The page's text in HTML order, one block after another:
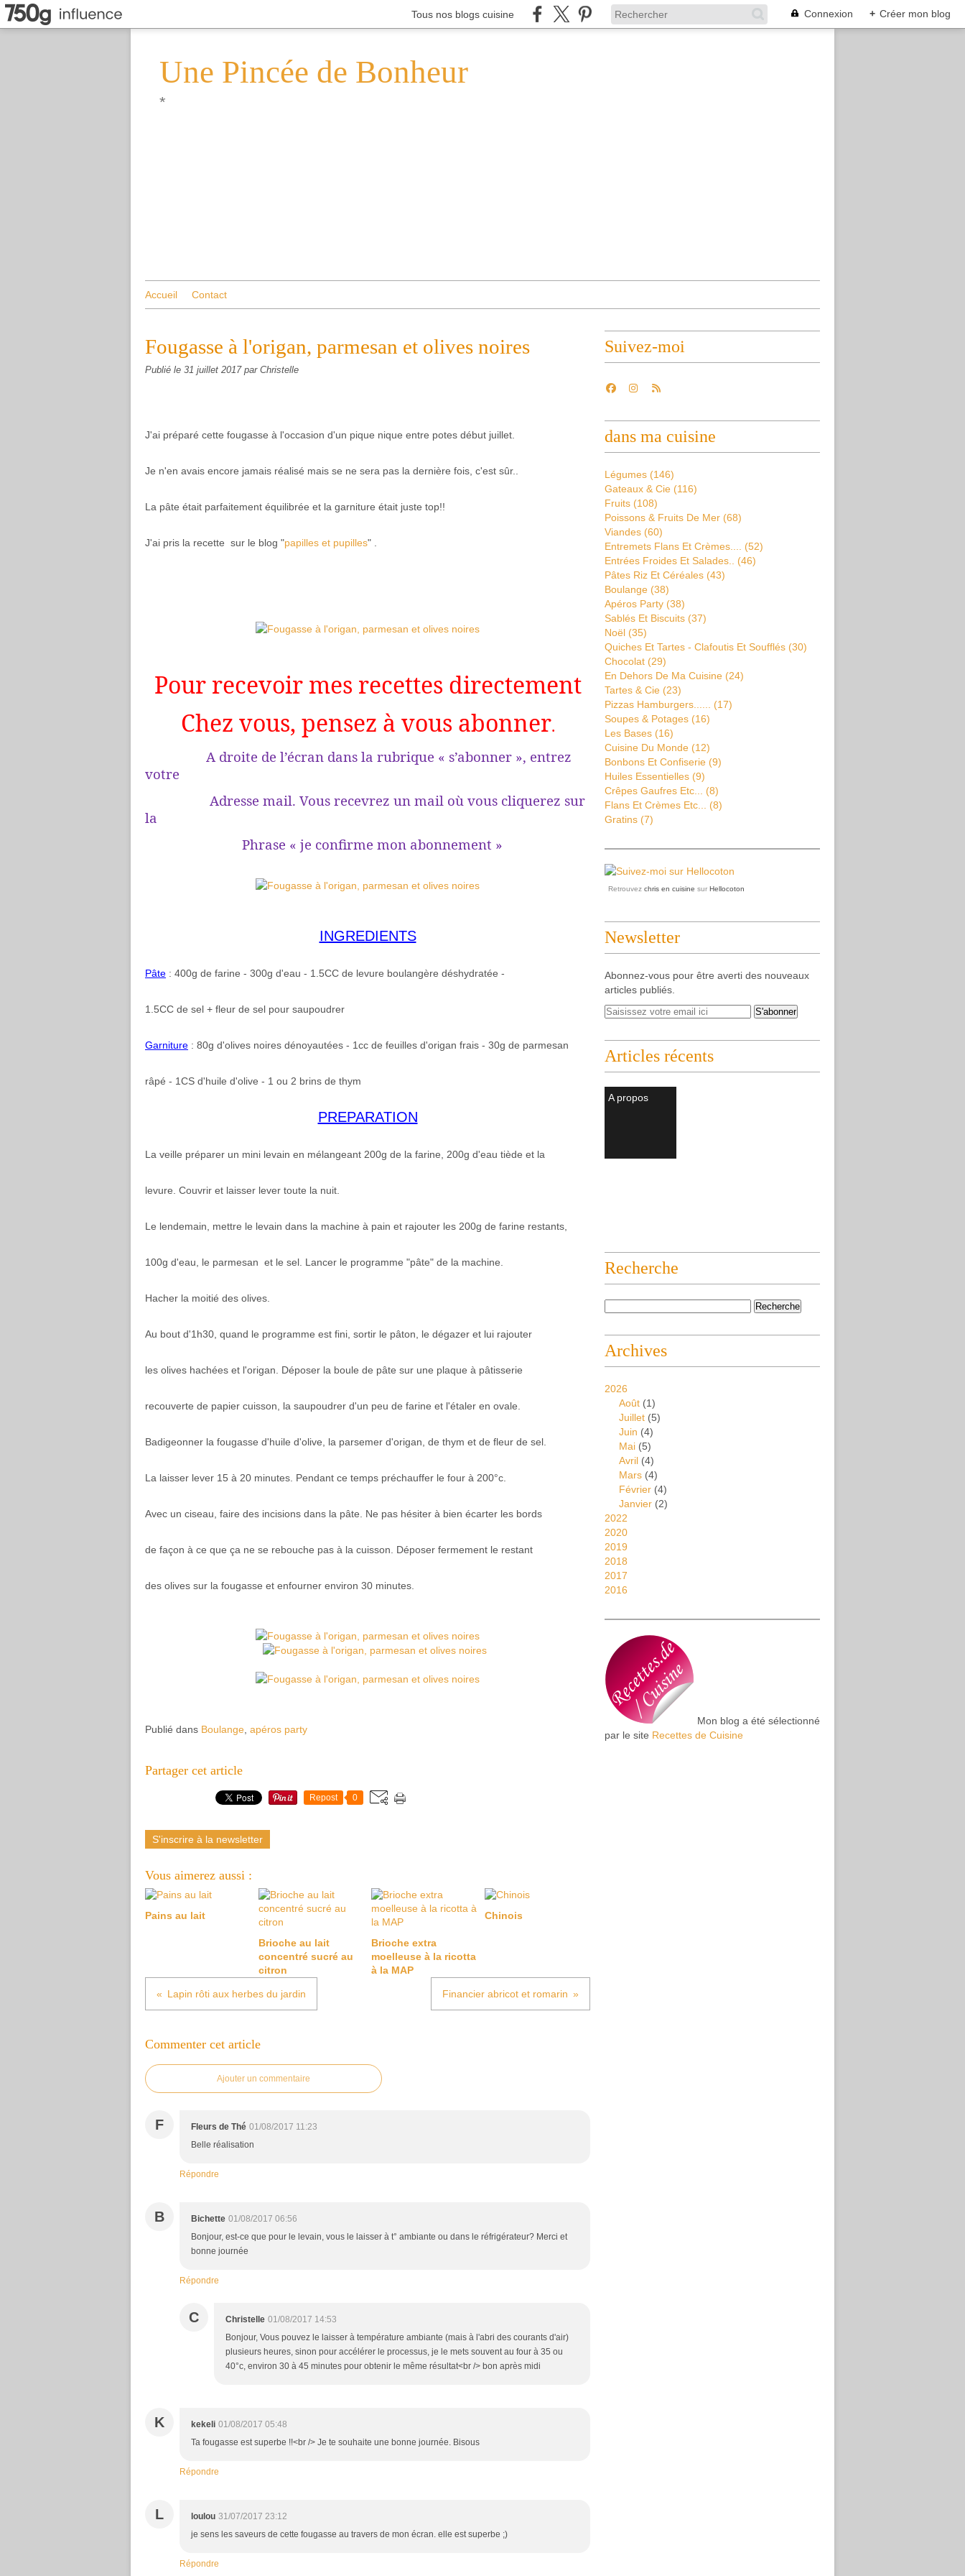
Tous nos blogs cuisine Connexion + Créer mon blog
Une Pincée de Bonheur
*
Accueil Contact
Fougasse à l'origan, parmesan et olives noires
Publié le 31 juillet 2017 par Christelle
J'ai préparé cette fougasse à l'occasion d'un pique nique entre potes début juillet.
Je n'en avais encore jamais réalisé mais se ne sera pas la dernière fois, c'est sûr..
La pâte était parfaitement équilibrée et la garniture était juste top!!
J'ai pris la recette sur le blog "papilles et pupilles" .
Pour recevoir mes recettes directement
Chez vous, pensez à vous abonner.
A droite de l’écran dans la rubrique « s’abonner », entrez
votre
Adresse mail. Vous recevrez un mail où vous cliquerez sur
la
Phrase « je confirme mon abonnement »
INGREDIENTS
Pâte : 400g de farine - 300g d'eau - 1.5CC de levure boulangère déshydratée -
1.5CC de sel + fleur de sel pour saupoudrer
Garniture : 80g d'olives noires dénoyautées - 1cc de feuilles d'origan frais - 30g de parmesan
râpé - 1CS d'huile d'olive - 1 ou 2 brins de thym
PREPARATION
La veille préparer un mini levain en mélangeant 200g de la farine, 200g d'eau tiède et la
levure. Couvrir et laisser lever toute la nuit.
Le lendemain, mettre le levain dans la machine à pain et rajouter les 200g de farine restants,
100g d'eau, le parmesan et le sel. Lancer le programme "pâte" de la machine.
Hacher la moitié des olives.
Au bout d'1h30, quand le programme est fini, sortir le pâton, le dégazer et lui rajouter
les olives hachées et l'origan. Déposer la boule de pâte sur une plaque à pâtisserie
recouverte de papier cuisson, la saupoudrer d'un peu de farine et l'étaler en ovale.
Badigeonner la fougasse d'huile d'olive, la parsemer d'origan, de thym et de fleur de sel.
La laisser lever 15 à 20 minutes. Pendant ce temps préchauffer le four à 200°c.
Avec un ciseau, faire des incisions dans la pâte. Ne pas hésiter à bien écarter les bords
de façon à ce que ça ne se rebouche pas à la cuisson. Déposer fermement le restant
des olives sur la fougasse et enfourner environ 30 minutes.
Publié dans Boulange apéros party
Partager cet article
Repost 0
S'inscrire à la newsletter
Vous aimerez aussi :
Pains au lait
Brioche au lait
concentré sucré au
citron
Brioche extra
moelleuse à la ricotta
à la MAP
Chinois
Lapin rôti aux herbes du jardin Financier abricot et romarin
Commenter cet article
Ajouter un commentaire
F Fleurs de Thé 01/08/2017 11:23
Belle réalisation
Répondre
B Bichette 01/08/2017 06:56
Bonjour, est-ce que pour le levain, vous le laisser à t° ambiante ou dans le réfrigérateur? Merci et
bonne journée
Répondre
C Christelle 01/08/2017 14:53
Bonjour, Vous pouvez le laisser à température ambiante (mais à l'abri des courants d'air)
plusieurs heures, sinon pour accélérer le processus, je le mets souvent au four à 35 ou
40°c, environ 30 à 45 minutes pour obtenir le même résultat<br /> bon après midi
K kekeli 01/08/2017 05:48
Ta fougasse est superbe !!<br /> Je te souhaite une bonne journée. Bisous
Répondre
L loulou 31/07/2017 23:12
je sens les saveurs de cette fougasse au travers de mon écran. elle est superbe ;)
Répondre
Suivez-moi
dans ma cuisine
Légumes (146)
Gateaux & Cie (116)
Fruits (108)
Poissons & Fruits De Mer (68)
Viandes (60)
Entremets Flans Et Crèmes....
(52)
Entrées Froides Et Salades..
(46)
Pâtes Riz Et Céréales (43)
Boulange (38)
Apéros Party (38)
Sablés Et Biscuits (37)
Noël (35)
Quiches Et Tartes - Clafoutis Et Soufflés (30)
Chocolat (29)
En Dehors De Ma Cuisine (24)
Tartes & Cie (23)
Pizzas Hamburgers......
(17)
Soupes & Potages (16)
Les Bases (16)
Cuisine Du Monde (12)
Bonbons Et Confiserie (9)
Huiles Essentielles (9)
Crêpes Gaufres Etc...
(8)
Flans Et Crèmes Etc...
(8)
Gratins (7)
Retrouvez chris en cuisine sur Hellocoton
Newsletter
Abonnez-vous pour être averti des nouveaux
articles publiés.
Articles récents
A propos
Recherche
Archives
2026
Août (1)
Juillet (5)
Juin (4)
Mai (5)
Avril (4)
Mars (4)
Février (4)
Janvier (2)
2022
2020
2019
2018
2017
2016
Mon blog a été sélectionné
par le site Recettes de Cuisine